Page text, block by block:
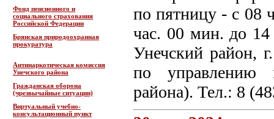
Фонд пенсионного и
социального страхования
Российской Федерации
Брянская природоохранная
прокуратура
Антинаркотическая комиссия
Унечского района
Гражданская оборона
(чрезвычайные ситуации)
Виртуальный учебно-
консультационный пункт
по пятницу - с 08
час. 00 мин. до 14
Унечский район,
по управлению
района). Тел.: 8